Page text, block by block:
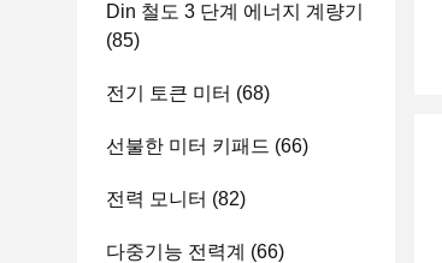
Din 철도 3 단계 에너지 계량기
(85)
전기 토큰 미터 (68)
선불한 미터 키패드 (66)
전력 모니터 (82)
다중기능 전력계 (66)